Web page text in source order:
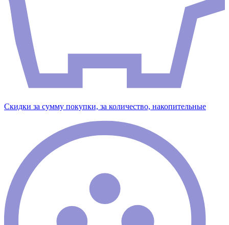
Скидки за сумму покупки, за количество, накопительные